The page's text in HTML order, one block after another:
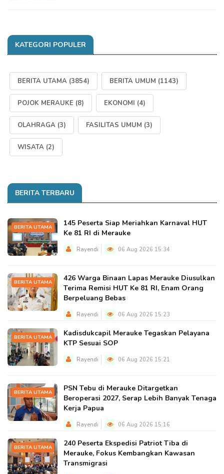
KATEGORI POPULER
BERITA UTAMA (3854) BERITA UMUM (1143)
POJOK MERAUKE (8) EKONOMI (4)
OLAHRAGA (3) FASILITAS UMUM (3)
WISATA (2)
BERITA TERBARU
BERITA UTAMA
145 Peserta Siap Meriahkan Karnaval HUT
Ke 81 RI di Merauke
Rayendi 06 Aug 2026 15:34
BERITA UTAMA
426 Warga Binaan Lapas Merauke Diusulkan
Terima Remisi HUT Ke 81 RI, Enam Orang
Berpeluang Bebas
Rayendi 06 Aug 2026 15:23
BERITA UTAMA
Kadisdukcapil Merauke Tegaskan Pelayana
KTP Sesuai SOP
Rayendi 06 Aug 2026 15:21
BERITA UTAMA
PSN Tebu di Merauke Ditargetkan
Beroperasi 2027, Serap Lebih Banyak Tenaga
Kerja Papua
Rayendi 06 Aug 2026 15:16
BERITA UTAMA
240 Peserta Ekspedisi Patriot Tiba di
Merauke, Fokus Kembangkan Kawasan
Transmigrasi